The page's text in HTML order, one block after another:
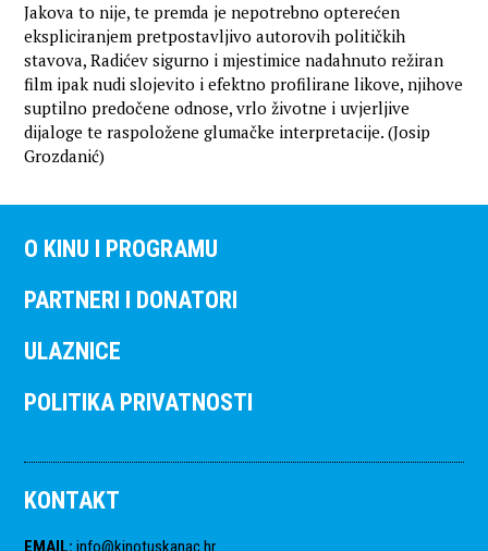
Jakova to nije, te premda je nepotrebno opterećen
ekspliciranjem pretpostavljivo autorovih političkih
stavova, Radićev sigurno i mjestimice nadahnuto režiran
film ipak nudi slojevito i efektno profilirane likove, njihove
suptilno predočene odnose, vrlo životne i uvjerljive
dijaloge te raspoložene glumačke interpretacije. (Josip
Grozdanić)
O KINU I PROGRAMU
PARTNERI I DONATORI
ULAZNICE
POLITIKA PRIVATNOSTI
KONTAKT
EMAIL: info@kinotuskanac.hr